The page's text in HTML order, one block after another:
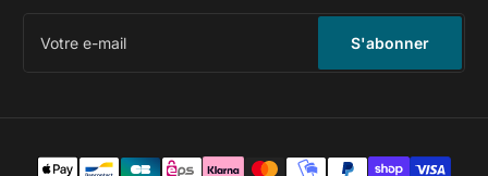
S'abonner
Méthodes